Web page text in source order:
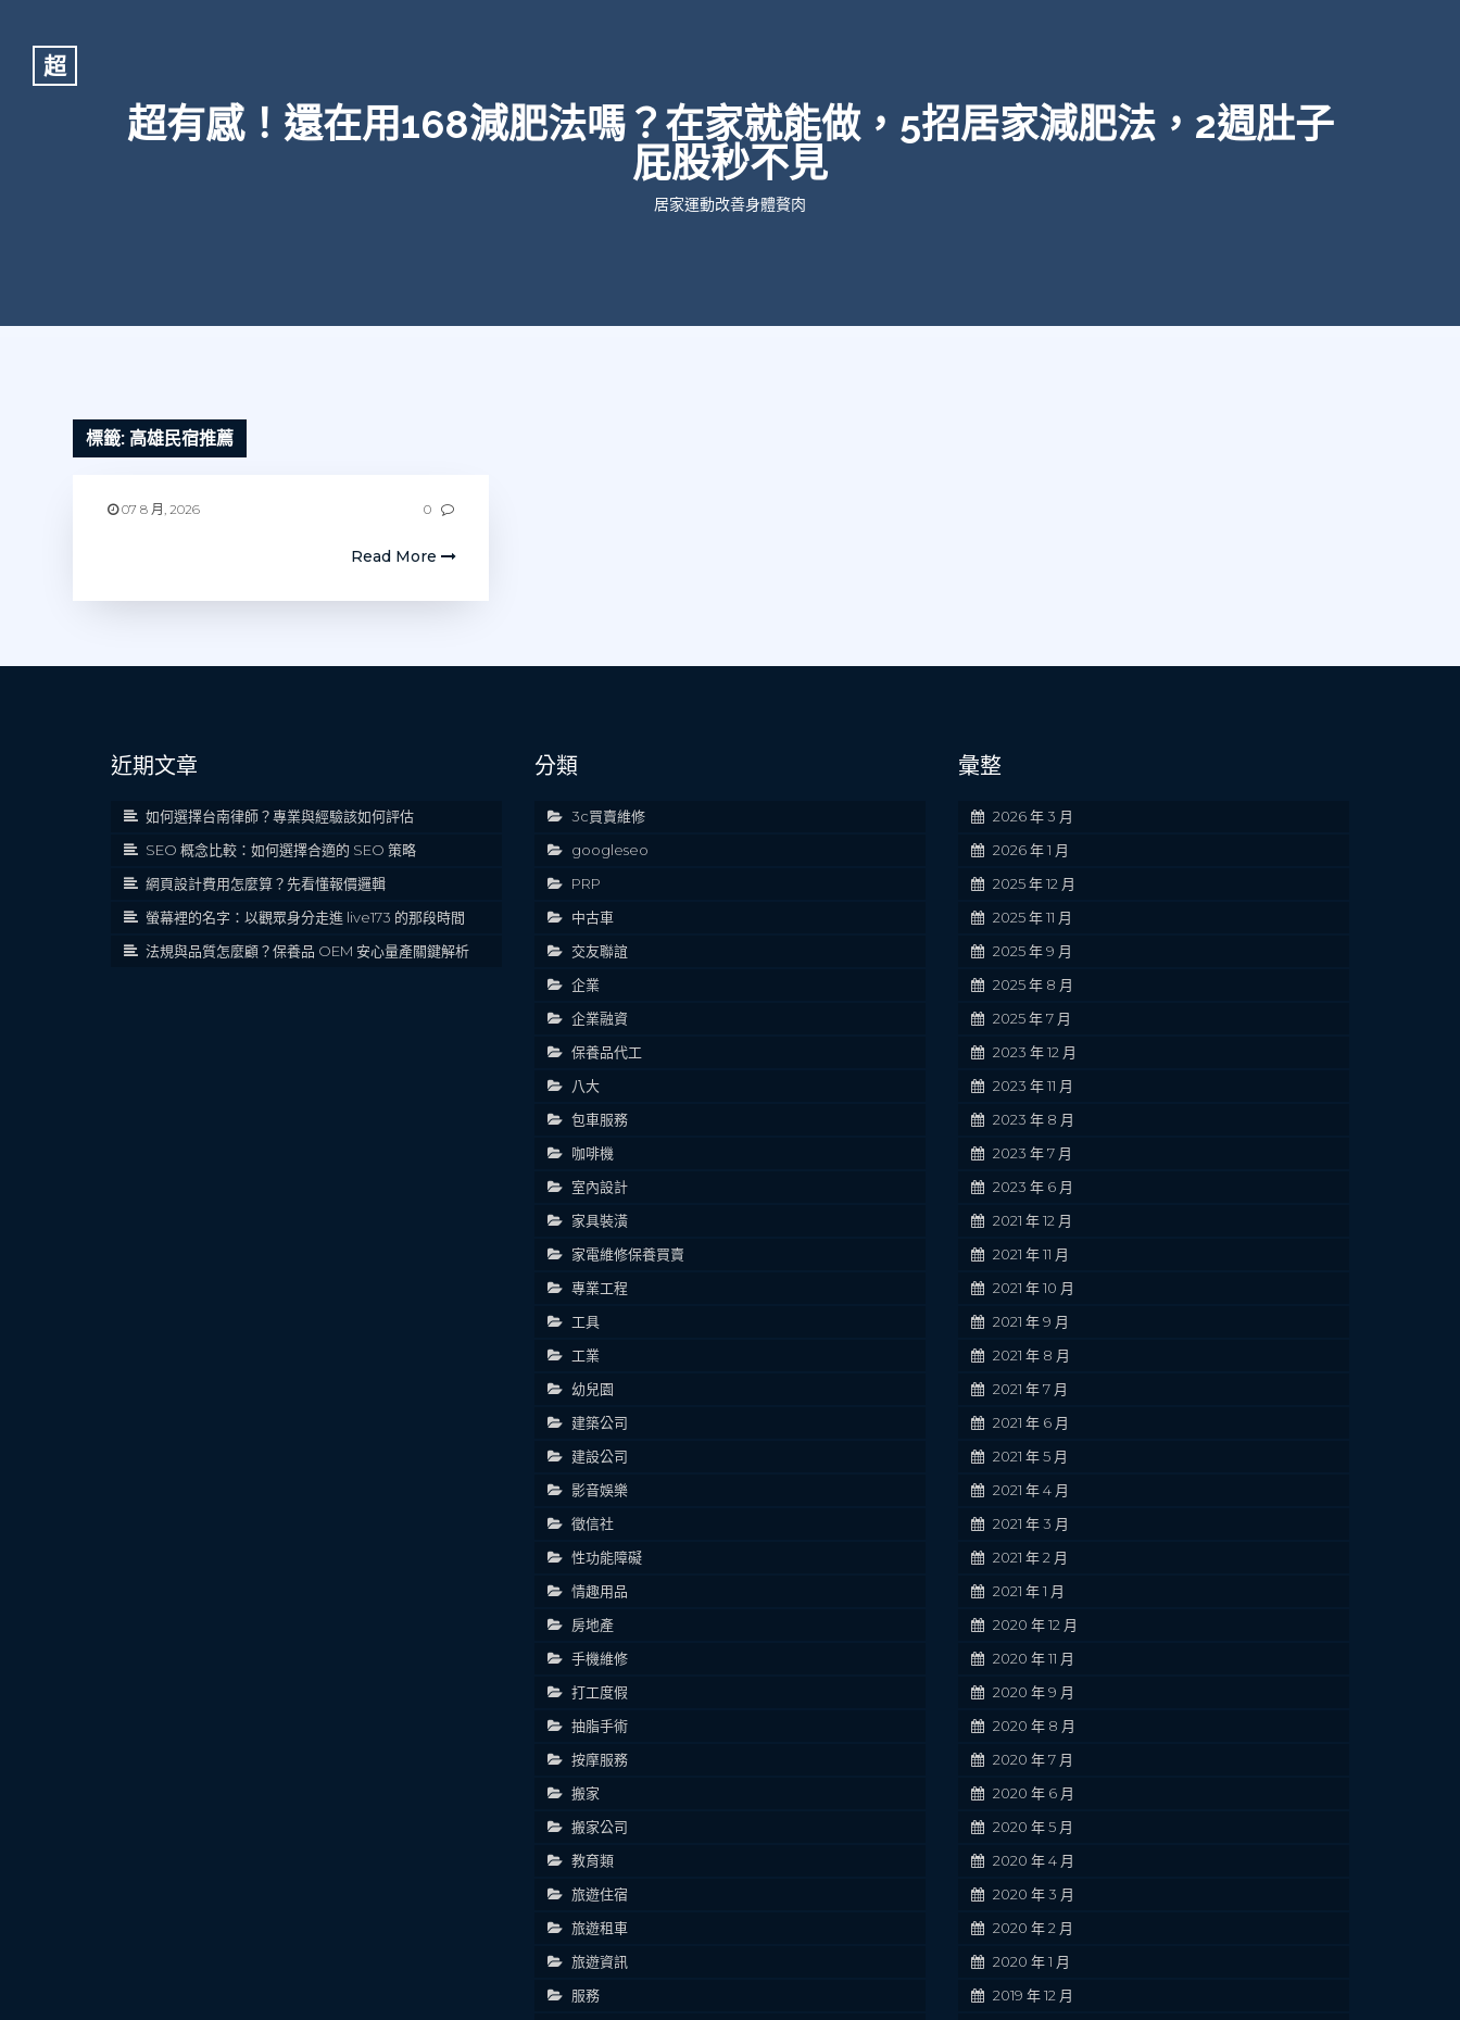
超
超有感！還在用168減肥法嗎？在家就能做，5招居家減肥法，2週肚子
屁股秒不見
居家運動改善身體贅肉
標籤: 高雄民宿推薦
07 8 月, 2026 0
Read More
近期文章
如何選擇台南律師？專業與經驗該如何評估
SEO 概念比較：如何選擇合適的 SEO 策略
網頁設計費用怎麼算？先看懂報價邏輯
螢幕裡的名字：以觀眾身分走進 live173 的那段時間
法規與品質怎麼顧？保養品 OEM 安心量產關鍵解析
分類
3c買賣維修
googleseo
PRP
中古車
交友聯誼
企業
企業融資
保養品代工
八大
包車服務
咖啡機
室內設計
家具裝潢
家電維修保養買賣
專業工程
工具
工業
幼兒園
建築公司
建設公司
影音娛樂
徵信社
性功能障礙
情趣用品
房地產
手機維修
打工度假
抽脂手術
按摩服務
搬家
搬家公司
教育類
旅遊住宿
旅遊租車
旅遊資訊
服務
彙整
2026 年 3 月
2026 年 1 月
2025 年 12 月
2025 年 11 月
2025 年 9 月
2025 年 8 月
2025 年 7 月
2023 年 12 月
2023 年 11 月
2023 年 8 月
2023 年 7 月
2023 年 6 月
2021 年 12 月
2021 年 11 月
2021 年 10 月
2021 年 9 月
2021 年 8 月
2021 年 7 月
2021 年 6 月
2021 年 5 月
2021 年 4 月
2021 年 3 月
2021 年 2 月
2021 年 1 月
2020 年 12 月
2020 年 11 月
2020 年 9 月
2020 年 8 月
2020 年 7 月
2020 年 6 月
2020 年 5 月
2020 年 4 月
2020 年 3 月
2020 年 2 月
2020 年 1 月
2019 年 12 月